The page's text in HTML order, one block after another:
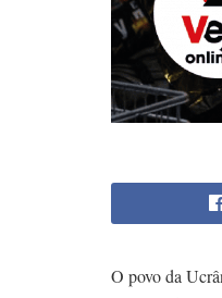
O povo da